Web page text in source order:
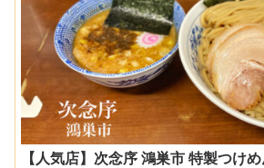
【人気店】次念序 鴻巣市 特製つけ